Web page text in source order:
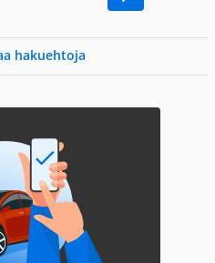
hakuehtoja